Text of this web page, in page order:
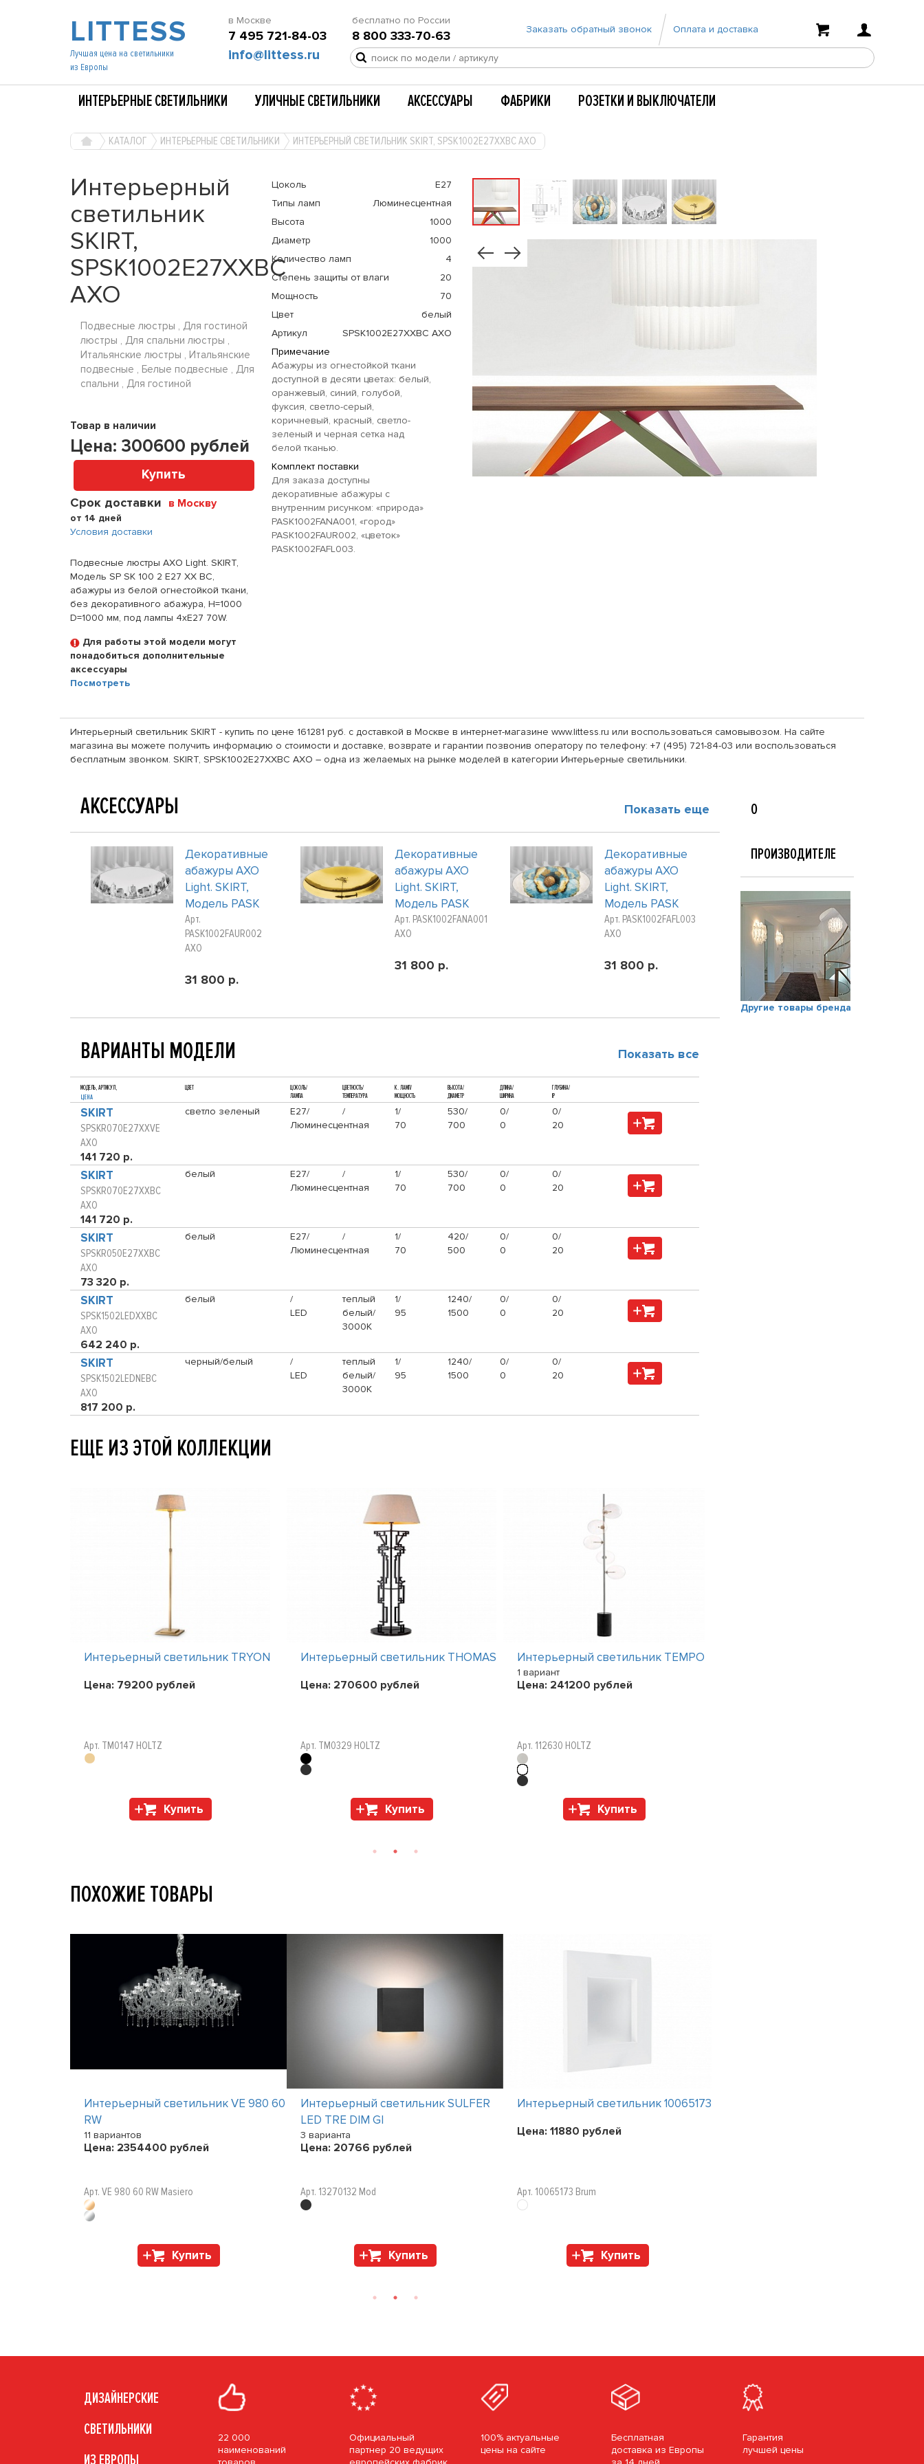
LITTESS
Лучшая цена на светильники
из Европы
в Москве
7 495 721-84-03
бесплатно по России
8 800 333-70-63 Заказать обратный звонок Оплата и доставка
info@littess.ru
ИНТЕРЬЕРНЫЕ СВЕТИЛЬНИКИ УЛИЧНЫЕ СВЕТИЛЬНИКИ АКСЕССУАРЫ ФАБРИКИ РОЗЕТКИ И ВЫКЛЮЧАТЕЛИ
КАТАЛОГ ИНТЕРЬЕРНЫЕ СВЕТИЛЬНИКИ ИНТЕРЬЕРНЫЙ СВЕТИЛЬНИК SKIRT, SPSK1002E27XXBC AXO
Интерьерный
светильник
SKIRT,
SPSK1002E27XXBC
AXO
Подвесные люстры , Для гостиной
люстры , Для спальни люстры ,
Итальянские люстры , Итальянские
подвесные , Белые подвесные , Для
спальни , Для гостиной
Товар в наличии
Цена: 300600 рублей
Купить
Срок доставки в Москву
от 14 дней
Условия доставки
Подвесные люстры AXO Light. SKIRT,
Модель SP SK 100 2 E27 XX BC,
абажуры из белой огнестойкой ткани,
без декоративного абажура, H=1000
D=1000 мм, под лампы 4xE27 70W.
Для работы этой модели могут
понадобиться дополнительные
аксессуары
Посмотреть
Цоколь
E27
Типы ламп
Люминесцентная
Высота
1000
Диаметр
1000
Количество ламп
4
Степень защиты от влаги
20
Мощность
70
Цвет
белый
Артикул
SPSK1002E27XXBC AXO
Примечание
Абажуры из огнестойкой ткани
доступной в десяти цветах: белый,
оранжевый, синий, голубой,
фуксия, светло-серый,
коричневый, красный, светло-
зеленый и черная сетка над
белой тканью.
Комплект поставки
Для заказа доступны
декоративные абажуры с
внутренним рисунком: «природа»
PASK1002FANA001, «город»
PASK1002FAUR002, «цветок»
PASK1002FAFL003.
Интерьерный светильник SKIRT - купить по цене 161281 руб. с доставкой в Москве в интернет-магазине www.littess.ru или воспользоваться самовывозом. На сайте
магазина вы можете получить информацию о стоимости и доставке, возврате и гарантии позвонив оператору по телефону: +7 (495) 721-84-03 или воспользоваться
бесплатным звонком. SKIRT, SPSK1002E27XXBC AXO – одна из желаемых на рынке моделей в категории Интерьерные светильники.
АКСЕССУАРЫ Показать еще
Декоративные
абажуры AXO
Light. SKIRT,
Модель PASK
Арт.
PASK1002FAUR002
AXO
31 800 р.
Декоративные
абажуры AXO
Light. SKIRT,
Модель PASK
Арт. PASK1002FANA001
AXO
31 800 р.
Декоративные
абажуры AXO
Light. SKIRT,
Модель PASK
Арт. PASK1002FAFL003
AXO
31 800 р.
ВАРИАНТЫ МОДЕЛИ Показать все
МОДЕЛЬ, АРТИКУЛ,
ЦЕНА
ЦВЕТ
ЦОКОЛЬ/
ЛАМПА
ЦВЕТНОСТЬ/
ТЕМПЕРАТУРА
К. ЛАМП/
МОЩНОСТЬ
ВЫСОТА/
ДИАМЕТР
ДЛИНА/
ШИРИНА
ГЛУБИНА/
IP
SKIRT
SPSKR070E27XXVE
AXO
141 720 р.
светло зеленый
E27/
Люминесцентная
/
1/
70
530/
700
0/
0
0/
20
SKIRT
SPSKR070E27XXBC
AXO
141 720 р.
белый
E27/
Люминесцентная
/
1/
70
530/
700
0/
0
0/
20
SKIRT
SPSKR050E27XXBC
AXO
73 320 р.
белый
E27/
Люминесцентная
/
1/
70
420/
500
0/
0
0/
20
SKIRT
SPSK1502LEDXXBC
AXO
642 240 р.
белый
/
LED
теплый
белый/
3000К
1/
95
1240/
1500
0/
0
0/
20
SKIRT
SPSK1502LEDNEBC
AXO
817 200 р.
черный/белый
/
LED
теплый
белый/
3000К
1/
95
1240/
1500
0/
0
0/
20
ЕЩЕ ИЗ ЭТОЙ КОЛЛЕКЦИИ
Интерьерный светильник TRYON
Цена: 79200 рублей
Арт. TM0147 HOLTZ
Купить
Интерьерный светильник THOMAS
Цена: 270600 рублей
Арт. TM0329 HOLTZ
Купить
Интерьерный светильник TEMPO
1 вариант
Цена: 241200 рублей
Арт. 112630 HOLTZ
Купить
ПОХОЖИЕ ТОВАРЫ
Интерьерный светильник VE 980 60
RW
11 вариантов
Цена: 2354400 рублей
Арт. VE 980 60 RW Masiero
Купить
Интерьерный светильник SULFER
LED TRE DIM GI
3 варианта
Цена: 20766 рублей
Арт. 13270132 Mod
Купить
Интерьерный светильник 10065173
Цена: 11880 рублей
Арт. 10065173 Brum
Купить
О
ПРОИЗВОДИТЕЛЕ
Другие товары бренда
ДИЗАЙНЕРСКИЕ
СВЕТИЛЬНИКИ
ИЗ ЕВРОПЫ
22 000
наименований
Официальный
партнер 20 ведущих
100% актуальные
цены на сайте
Бесплатная
доставка из Европы
Гарантия
лучшей цены